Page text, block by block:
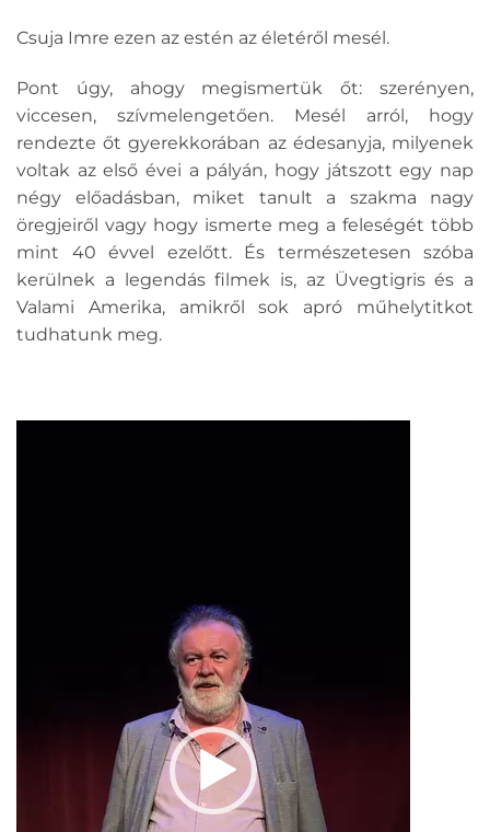
Csuja Imre ezen az estén az életéről mesél.
Pont úgy, ahogy megismertük őt: szerényen,
viccesen, szívmelengetően. Mesél arról, hogy
rendezte őt gyerekkorában az édesanyja, milyenek
voltak az első évei a pályán, hogy játszott egy nap
négy előadásban, miket tanult a szakma nagy
öregjeiről vagy hogy ismerte meg a feleségét több
mint 40 évvel ezelőtt. És természetesen szóba
kerülnek a legendás filmek is, az Üvegtigris és a
Valami Amerika, amikről sok apró műhelytitkot
tudhatunk meg.